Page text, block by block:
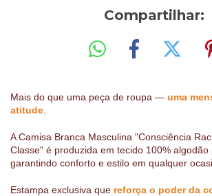
Compartilhar:
Mais do que uma peça de roupa — uma
atitude
A Camisa Branca Masculina "Consciência
Classe" é produzida em tecido 100% algodão
garantindo conforto e estilo em qualquer
Estampa exclusiva que reforça o poder da